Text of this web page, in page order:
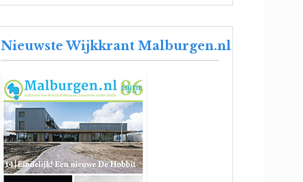
Nieuwste Wijkkrant Malburgen.nl